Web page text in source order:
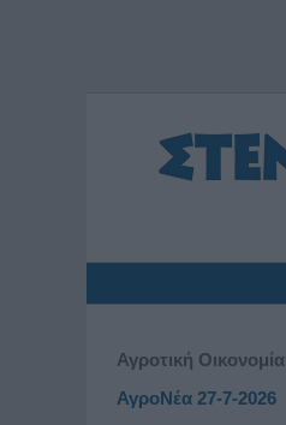
Αγροτική Οικονομία
ΑγροΝέα 27-7-2026